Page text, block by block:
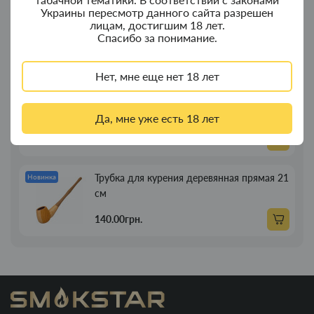
Украины пересмотр данного сайта разрешен
лицам, достигшим 18 лет.
Спасибо за понимание.
Нет, мне еще нет 18 лет
Да, мне уже есть 18 лет
Новинка
Портсигар для сигарет Focus з USB
зажигалкой 20 сиг
269.00грн.
13см
Новинка
Трубка для курения деревянная прямая 21
см
140.00грн.